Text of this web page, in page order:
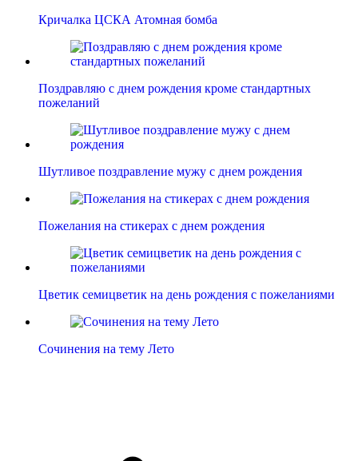
Кричалка ЦСКА Атомная бомба
Поздравляю с днем рождения кроме стандартных
пожеланий
Шутливое поздравление мужу с днем рождения
Пожелания на стикерах с днем рождения
Цветик семицветик на день рождения с пожеланиями
Сочинения на тему Лето